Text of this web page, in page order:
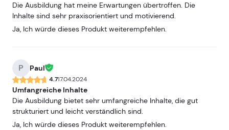
Die Ausbildung hat meine Erwartungen übertroffen. Die
Inhalte sind sehr praxisorientiert und motivierend.
Ja, Ich würde dieses Produkt weiterempfehlen.
P Paul
4.717.04.2024
Umfangreiche Inhalte
Die Ausbildung bietet sehr umfangreiche Inhalte, die gut
strukturiert und leicht verständlich sind.
Ja, Ich würde dieses Produkt weiterempfehlen.